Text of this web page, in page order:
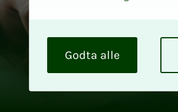
v
Godta alle